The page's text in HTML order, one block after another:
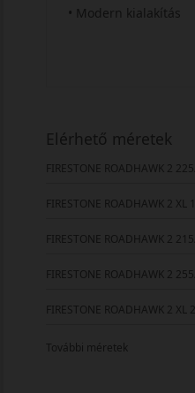
• Modern kialakítás
Elérhető méretek
FIRESTONE ROADHAWK 2
FIRESTONE ROADHAWK 2
FIRESTONE ROADHAWK 2
FIRESTONE ROADHAWK 2
FIRESTONE ROADHAWK 2
További méretek